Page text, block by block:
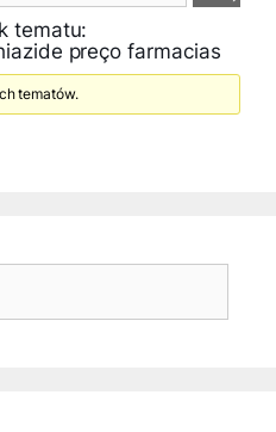
tematu:
preço farmacias
tematów.